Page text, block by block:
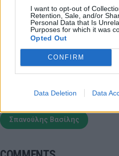
I want to opt-out of
Retention, Sale, and/or
Personal Data that Is
Purposes for which it was
Opted Out
CONFIRM
Data Deletion Data
Παιχνίδι από
Σπανούλης Βασίλης